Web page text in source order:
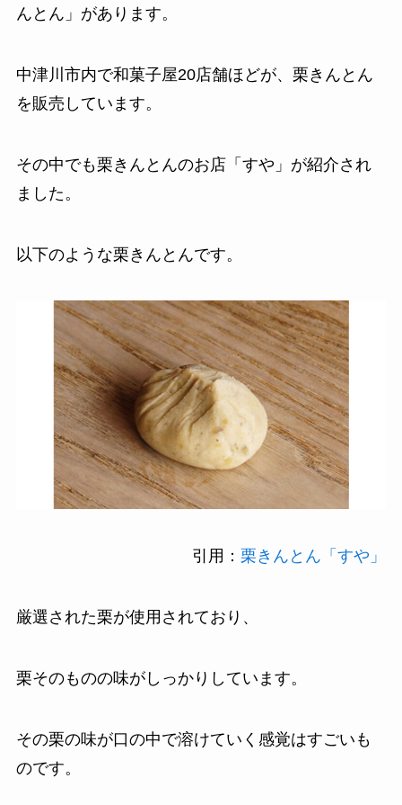
んとん」があります。
中津川市内で和菓子屋20店舗ほどが、栗きんとん
を販売しています。
その中でも栗きんとんのお店「すや」が紹介され
ました。
以下のような栗きんとんです。
引用：栗きんとん「すや」
厳選された栗が使用されており、
栗そのものの味がしっかりしています。
その栗の味が口の中で溶けていく感覚はすごいも
のです。